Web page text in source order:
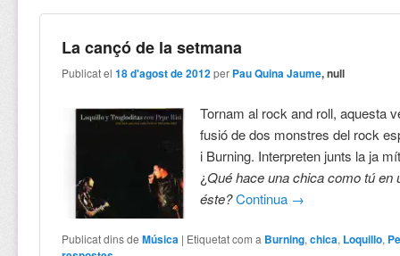
La cançó de la setmana
Publicat el18 d'agost de 2012 per Pau Quina Jaume, null
Tornam al rock and roll, aquesta
fusió de dos monstres del rock
i Burning. Interpreten junts la ja
¿Qué hace una chica como tú en
éste?Continua →
Publicat dins de Música | Etiquetat com a Burning,chica, Loquillo,